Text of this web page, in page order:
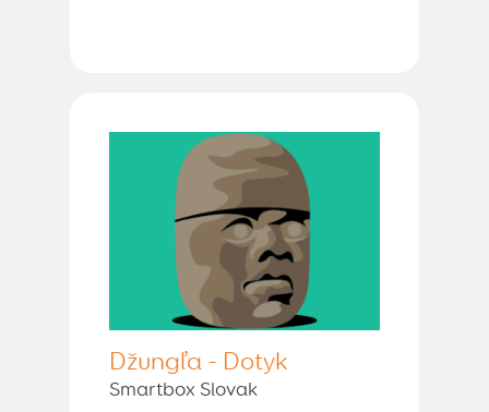
Džungľa - Dotyk
Smartbox Slovak